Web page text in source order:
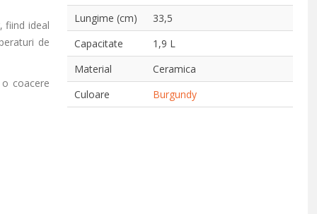
fiind ideal
de
coacere
Lungime (cm)
33,5
Capacitate
1,9 L
Material
Ceramica
Culoare
Burgundy